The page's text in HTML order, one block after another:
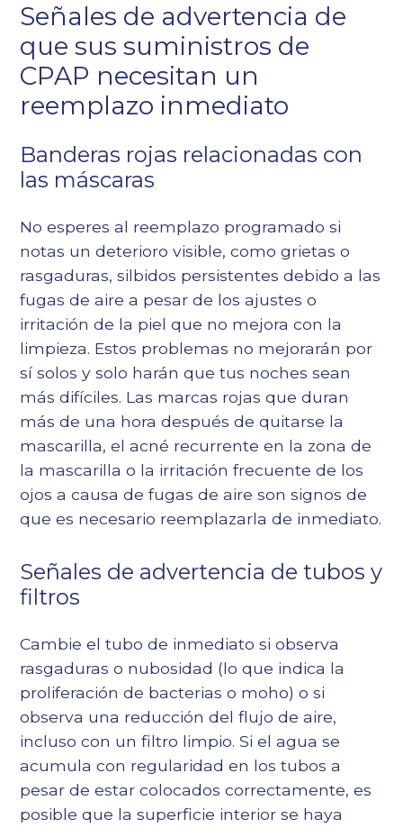
Señales de advertencia de
que sus suministros de
CPAP necesitan un
reemplazo inmediato
Banderas rojas relacionadas con
las máscaras
No esperes al reemplazo programado si
notas un deterioro visible, como grietas o
rasgaduras, silbidos persistentes debido a las
fugas de aire a pesar de los ajustes o
irritación de la piel que no mejora con la
limpieza. Estos problemas no mejorarán por
sí solos y solo harán que tus noches sean
más difíciles. Las marcas rojas que duran
más de una hora después de quitarse la
mascarilla, el acné recurrente en la zona de
la mascarilla o la irritación frecuente de los
ojos a causa de fugas de aire son signos de
que es necesario reemplazarla de inmediato.
Señales de advertencia de tubos y
filtros
Cambie el tubo de inmediato si observa
rasgaduras o nubosidad (lo que indica la
proliferación de bacterias o moho) o si
observa una reducción del flujo de aire,
incluso con un filtro limpio. Si el agua se
acumula con regularidad en los tubos a
pesar de estar colocados correctamente, es
posible que la superficie interior se haya